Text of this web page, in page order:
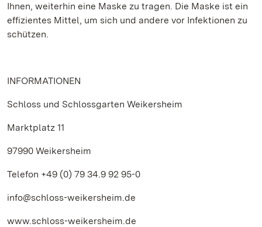
Ihnen, weiterhin eine Maske zu tragen. Die Maske ist ein
effizientes Mittel, um sich und andere vor Infektionen zu
schützen.
INFORMATIONEN
Schloss und Schlossgarten Weikersheim
Marktplatz 11
97990 Weikersheim
Telefon +49 (0) 79 34.9 92 95-0
info@schloss-weikersheim.de
www.schloss-weikersheim.de